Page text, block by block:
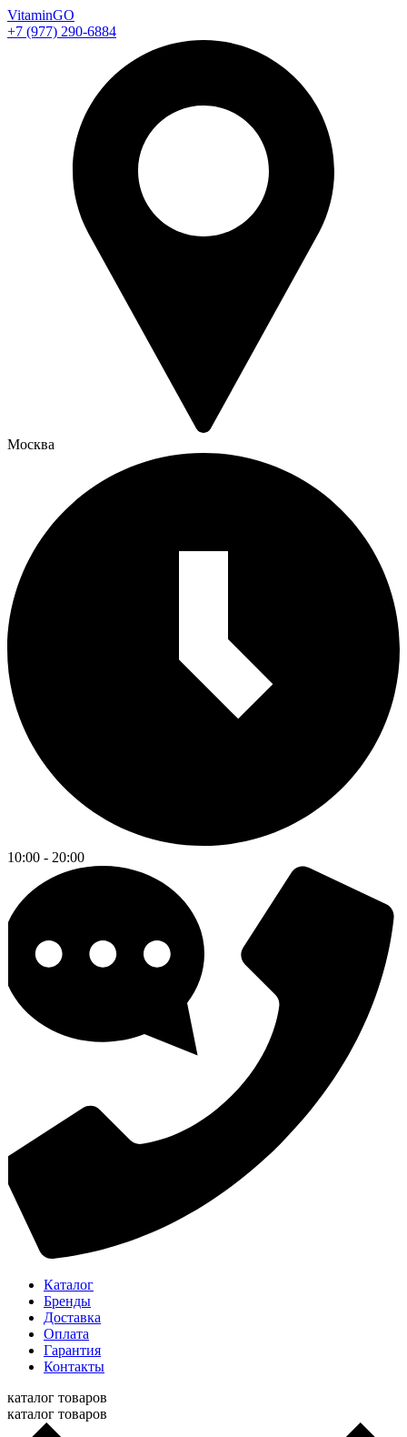
VitaminGO
+7 (977) 290-6884
Москва
10:00 - 20:00
Каталог
Бренды
Доставка
Оплата
Гарантия
Контакты
каталог товаров
каталог товаров